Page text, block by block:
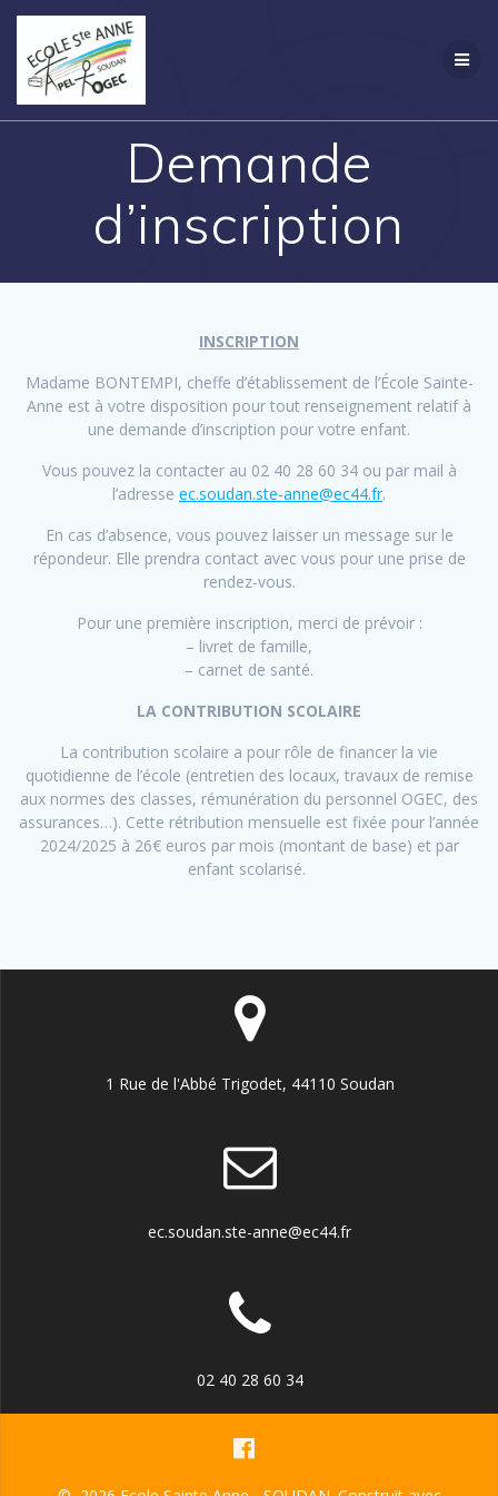
Demande
d’inscription
INSCRIPTION
Madame BONTEMPI, cheffe d’établissement de l’École Sainte-
Anne est à votre disposition pour tout renseignement relatif à
une demande d’inscription pour votre enfant.
Vous pouvez la contacter au 02 40 28 60 34 ou par mail à
l’adresse ec.soudan.ste-anne@ec44.fr.
En cas d’absence, vous pouvez laisser un message sur le
répondeur. Elle prendra contact avec vous pour une prise de
rendez-vous.
Pour une première inscription, merci de prévoir :
– livret de famille,
– carnet de santé.
LA CONTRIBUTION SCOLAIRE
La contribution scolaire a pour rôle de financer la vie
quotidienne de l’école (entretien des locaux, travaux de remise
aux normes des classes, rémunération du personnel OGEC, des
assurances…). Cette rétribution mensuelle est fixée pour l’année
2024/2025 à 26€ euros par mois (montant de base) et par
enfant scolarisé.
1 Rue de l'Abbé Trigodet, 44110 Soudan
ec.soudan.ste-anne@ec44.fr
02 40 28 60 34